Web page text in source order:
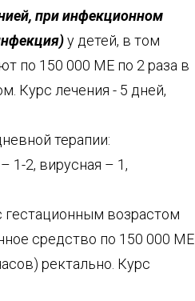
при инфекционном
у детей, в том
по 150 000 МЕ по 2 раза в
Курс лечения - 5 дней,
терапии:
1-2, вирусная – 1,
возрастом
средство по 150 000 МЕ
ректально. Курс